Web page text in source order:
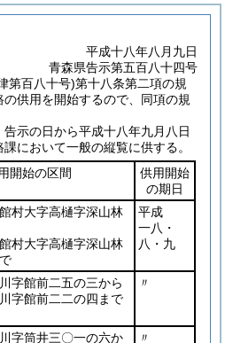
平成十八年八月九日
青森県告示第五百八十四号
第百八十号)第十八条第二項の規
供用を開始するので、同項の規
示の日から平成十八年九月八日
において一般の縦覧に供する。
開始の区間
供用開始
の期日
村大字高樋字深山林
村大字高樋字深山林
平成
一八・
八・九
字館前二五の三から
字館前二二の四まで
〃
字筒井三〇一の六か
〃